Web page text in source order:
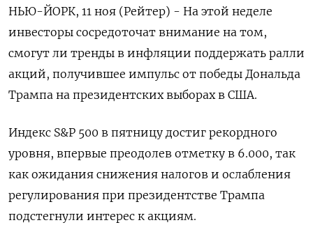
НЬЮ-ЙОРК, 11 ноя (Рейтер) - На этой неделе
инвесторы сосредоточат внимание на том,
смогут ли тренды в инфляции поддержать ралли
акций, получившее импульс от победы Дональда
Трампа на президентских выборах в США.
Индекс S&P 500 в пятницу достиг рекордного
уровня, впервые преодолев отметку в 6.000, так
как ожидания снижения налогов и ослабления
регулирования при президентстве Трампа
подстегнули интерес к акциям.